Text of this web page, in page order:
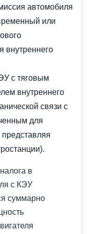
автомобиля
или
внутреннего
с тяговым
внутреннего
связи с
для
представляя
в
с КЭУ
суммарно